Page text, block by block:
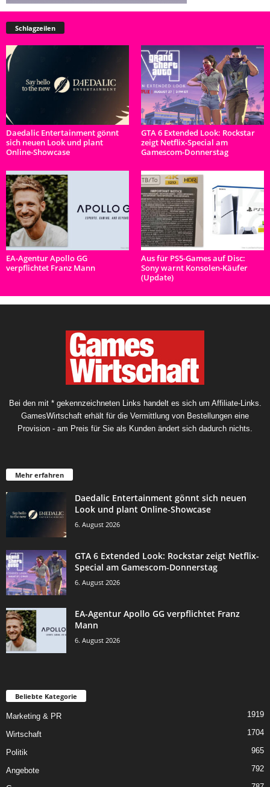
Schlagzeilen
Daedalic Entertainment gönnt
sich neuen Look und plant
Online-Showcase
GTA 6 Extended Look: Rockstar
zeigt Netflix-Special am
Gamescom-Donnerstag
EA-Agentur Apollo GG
verpflichtet Franz Mann
Aus für PS5-Games auf Disc:
Sony warnt Konsolen-Käufer
(Update)
Bei den mit * gekennzeichneten Links handelt es sich um Affiliate-Links.
GamesWirtschaft erhält für die Vermittlung von Bestellungen eine
Provision - am Preis für Sie als Kunden ändert sich dadurch nichts.
Mehr erfahren
Daedalic Entertainment gönnt sich neuen
Look und plant Online-Showcase
6. August 2026
GTA 6 Extended Look: Rockstar zeigt Netflix-
Special am Gamescom-Donnerstag
6. August 2026
EA-Agentur Apollo GG verpflichtet Franz
Mann
6. August 2026
Beliebte Kategorie
Marketing & PR 1919
Wirtschaft 1704
Politik 965
Angebote 792